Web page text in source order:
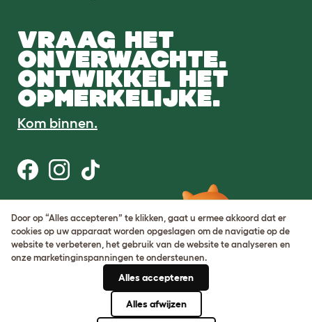
VRAAG HET
ONVERWACHTE.
ONTWIKKEL HET
OPMERKELIJKE.
Kom binnen.
Gebruiksvoorwaarden
Cookie & privacybeleid
Cookie Settings
Sitemap
BTW-nummer: DE317631106
Door op “Alles accepteren” te klikken, gaat u ermee akkoord dat er
cookies op uw apparaat worden opgeslagen om de navigatie op de
website te verbeteren, het gebruik van de website te analyseren en
onze marketinginspanningen te ondersteunen.
Alles accepteren
Alles afwijzen